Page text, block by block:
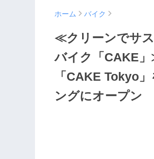
ホーム バイク
≪クリーンでサ
バイク「CAKE
「CAKE Tokyo
ングにオープン